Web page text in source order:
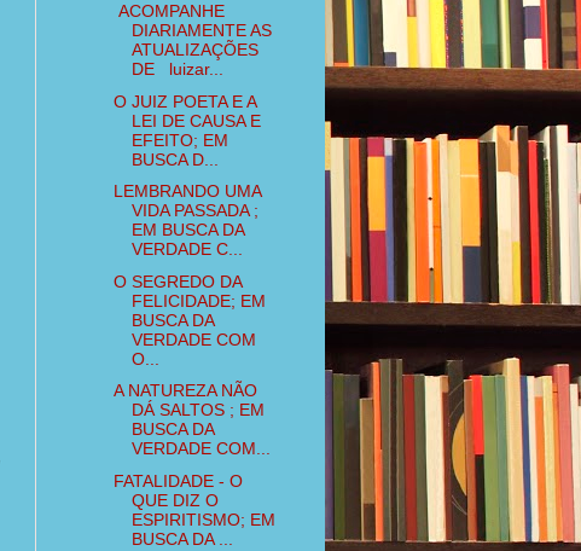
ACOMPANHE
DIARIAMENTE AS
ATUALIZAÇÕES
DE luizar...
O JUIZ POETA E A
LEI DE CAUSA E
EFEITO; EM
BUSCA D...
LEMBRANDO UMA
VIDA PASSADA ;
EM BUSCA DA
VERDADE C...
O SEGREDO DA
FELICIDADE; EM
BUSCA DA
VERDADE COM
O...
A NATUREZA NÃO
DÁ SALTOS ; EM
BUSCA DA
VERDADE COM...
FATALIDADE - O
QUE DIZ O
ESPIRITISMO; EM
BUSCA DA ...